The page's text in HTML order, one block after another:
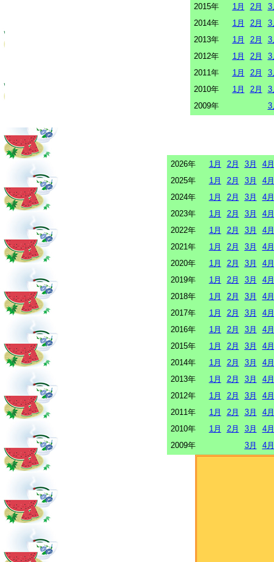
2015年
1月 2月
3
2014年
1月 2月
3
2013年
1月 2月
3
2012年
1月 2月
3
2011年
1月 2月
3
2010年
1月 2月
3
2009年
3
2026年 1月 2月 3月
4月
2025年
1月 2月 3月
4月
2024年
1月 2月 3月
4月
2023年
1月 2月 3月
4月
2022年
1月 2月 3月
4月
2021年
1月 2月 3月
4月
2020年
1月 2月 3月
4月
2019年
1月 2月 3月
4月
2018年
1月 2月 3月
4月
2017年
1月 2月 3月
4月
2016年
1月 2月 3月
4月
2015年
1月 2月 3月
4月
2014年
1月 2月 3月
4月
2013年
1月 2月 3月
4月
2012年
1月 2月 3月
4月
2011年
1月 2月 3月
4月
2010年
1月 2月 3月
4月
2009年
3月 4月